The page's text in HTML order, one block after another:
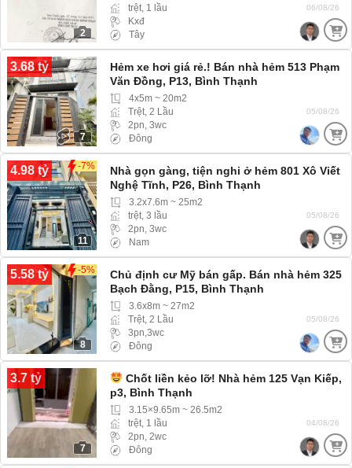
2
trệt, 1 lầu
Kxđ
Tây
06/08/26
3.68 tỷ
7
Hẻm xe hơi giá rẻ.! Bán nhà hẻm 513 Phạm
Văn Đồng, P13, Bình Thạnh
4x5m ~ 20m2
Trệt, 2 Lầu
2pn, 3wc
Đông
05/08/26
4.98 tỷ -7%
11
Nhà gọn gàng, tiện nghi ở hẻm 801 Xô Viết
Nghệ Tĩnh, P26, Bình Thạnh
3.2x7.6m ~ 25m2
trệt, 3 lầu
2pn, 3wc
Nam
05/08/26
5.58 tỷ -5%
8
Chủ định cư Mỹ bán gấp. Bán nhà hẻm 325
Bạch Đằng, P15, Bình Thạnh
3.6x8m ~ 27m2
Trệt, 2 Lầu
3pn,3wc
Đông
05/08/26
3.7 tỷ
7
Chốt liền kẻo lỡ! Nhà hẻm 125 Vạn Kiếp,
p3, Bình Thạnh
3.15×9.65m ~ 26.5m2
trệt, 1 lầu
2pn, 2wc
Đông
04/08/26